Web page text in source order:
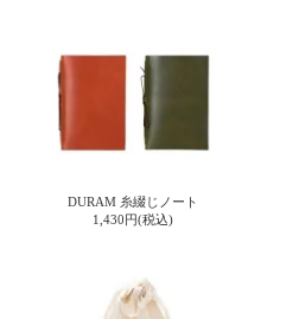
DURAM 糸綴じノート
1,430円(税込)